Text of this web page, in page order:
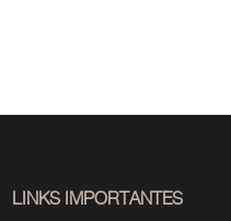
LINKS IMPORTANTES